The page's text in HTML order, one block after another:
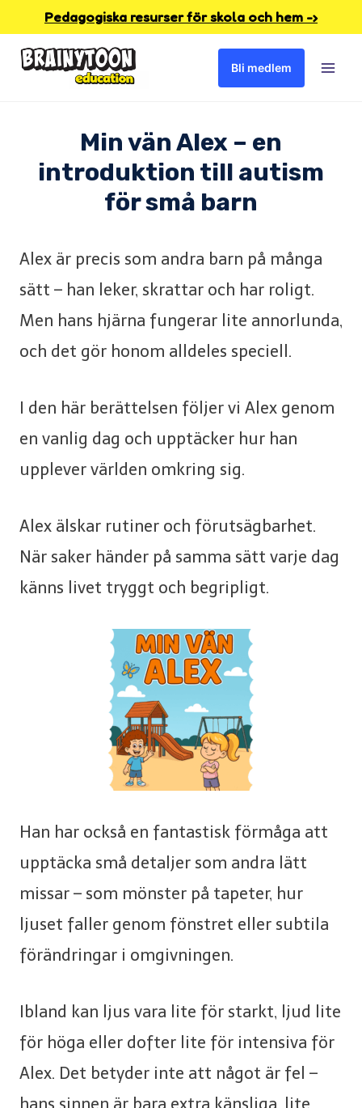
content
Pedagogiska resurser för skola och hem -›
Bli medlem
Min vän Alex – en
introduktion till autism
för små barn
Alex är precis som andra barn på många
sätt – han leker, skrattar och har roligt.
Men hans hjärna fungerar lite annorlunda,
och det gör honom alldeles speciell.
I den här berättelsen följer vi Alex genom
en vanlig dag och upptäcker hur han
upplever världen omkring sig.
Alex älskar rutiner och förutsägbarhet.
När saker händer på samma sätt varje dag
känns livet tryggt och begripligt.
Han har också en fantastisk förmåga att
upptäcka små detaljer som andra lätt
missar – som mönster på tapeter, hur
ljuset faller genom fönstret eller subtila
förändringar i omgivningen.
Ibland kan ljus vara lite för starkt, ljud lite
för höga eller dofter lite för intensiva för
Alex. Det betyder inte att något är fel –
hans sinnen är bara extra känsliga, lite